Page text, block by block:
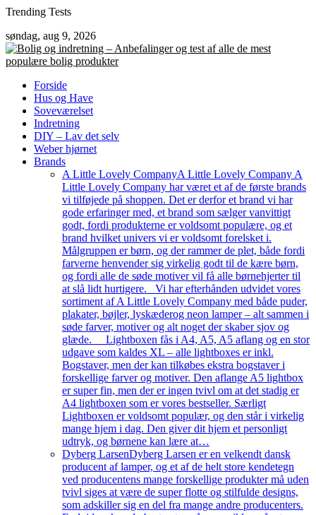
Skip
content
Trending Tests
søndag, aug 9, 2026
Forside
Hus og Have
Soveværelset
Indretning
DIY – Lav det selv
Weber hjørnet
Brands
A Little Lovely CompanyA Little Lovely Company A
Little Lovely Company har været et af de første brands
vi tilføjede på shoppen. Det er derfor et brand vi har
gode erfaringer med, et brand som sælger vanvittigt
godt, fordi produkterne er voldsomt populære, og et
brand hvilket univers vi er voldsomt forelsket i.
Målgruppen er børn, og der rammer de plet, både fordi
farverne henvender sig virkelig godt til de kære børn,
og fordi alle de søde motiver vil få alle børnehjerter til
at slå lidt hurtigere. Vi har efterhånden udvidet vores
sortiment af A Little Lovely Company med både puder,
plakater, bøjler, lyskæderog neon lamper – alt sammen i
søde farver, motiver og alt noget der skaber sjov og
glæde. Lightboxen fås i A4, A5, A5 aflang og en stor
udgave som kaldes XL – alle lightboxes er inkl.
Bogstaver, men der kan tilkøbes ekstra bogstaver i
forskellige farver og motiver. Den aflange A5 lightbox
er super fin, men der er ingen tvivl om at det stadig er
A4 lightboxen som er vores bestseller. Særligt
Lightboxen er voldsomt populær, og den står i virkelig
mange hjem i dag. Den giver dit hjem et personligt
udtryk, og børnene kan lære at…
Dyberg LarsenDyberg Larsen er en velkendt dansk
producent af lamper, og et af de helt store kendetegn
ved producentens mange forskellige produkter må uden
tvivl siges at være de super flotte og stilfulde designs,
som adskiller sig en del fra mange andre producenters.